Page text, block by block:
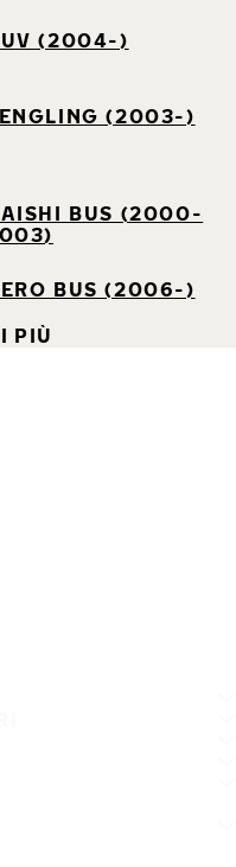
(2004-)
(2003-)
BUS (2000-
BUS (2006-)
PIÙ